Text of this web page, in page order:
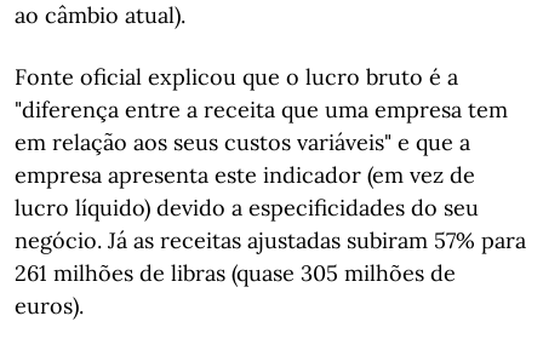
ao câmbio atual).
Fonte oficial explicou que o lucro bruto é a
"diferença entre a receita que uma empresa tem
em relação aos seus custos variáveis" e que a
empresa apresenta este indicador (em vez de
lucro líquido) devido a especificidades do seu
negócio. Já as receitas ajustadas subiram 57% para
261 milhões de libras (quase 305 milhões de
euros).